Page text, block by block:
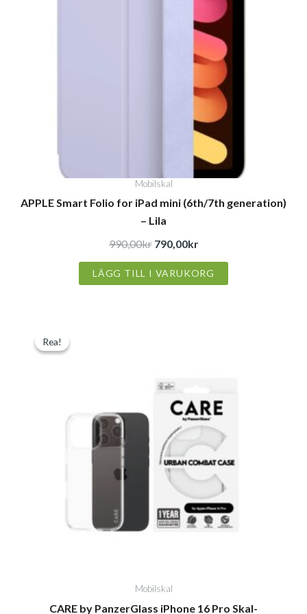
Mobilskal
APPLE Smart Folio for iPad mini (6th/7th generation)
– Lila
990,00kr 790,00kr
LÄGG TILL I VARUKORG
Rea!
Rea!
Mobilskal
CARE by PanzerGlass iPhone 16 Pro Skal-
var:
390,00kr.
290,00kr.